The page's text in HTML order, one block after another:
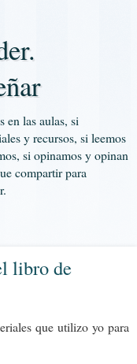
en las aulas, si
y recursos, si leemos
si opinamos y opinan
compartir para
libro de
que utilizo yo para